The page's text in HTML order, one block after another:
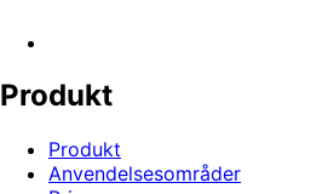
Produkt
Produkt
Anvendelsesområder